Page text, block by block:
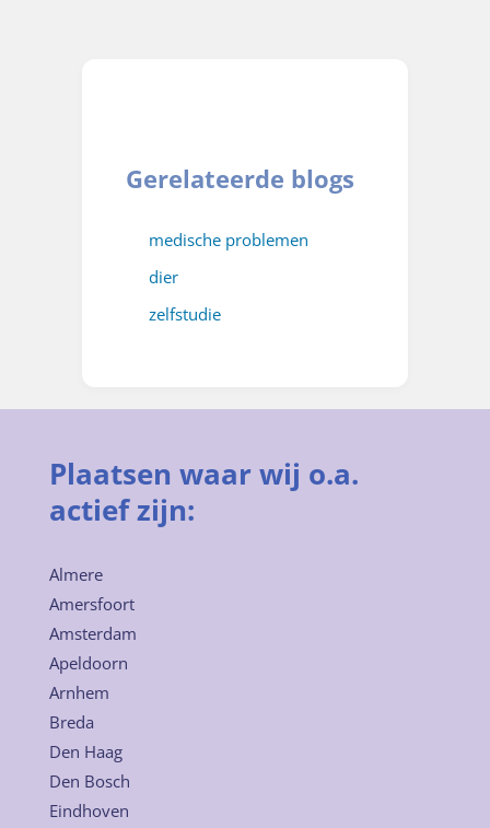
Gerelateerde blogs
medische problemen
dier
zelfstudie
Plaatsen waar wij o.a.
actief zijn:
Almere
Amersfoort
Amsterdam
Apeldoorn
Arnhem
Breda
Den Haag
Den Bosch
Eindhoven